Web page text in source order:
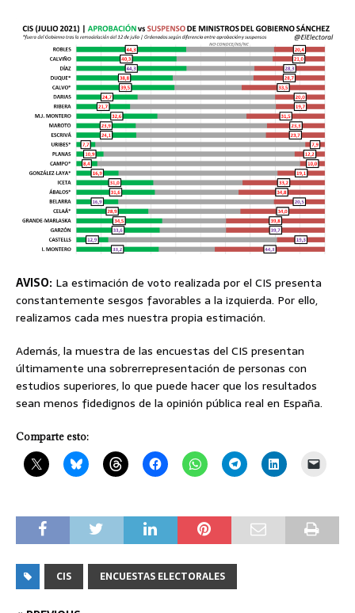
AVISO: La estimación de voto realizada por el CIS presenta
constantemente sesgos favorables a la izquierda. Por ello,
realizamos cada mes nuestra propia estimación.
Además, la muestra de las encuestas del CIS presentan
últimamente una sobrerrepresentación de personas con
estudios superiores, lo que puede hacer que los resultados
sean menos fidedignos de la opinión pública real en España.
Comparte esto:
CIS ENCUESTAS ELECTORALES